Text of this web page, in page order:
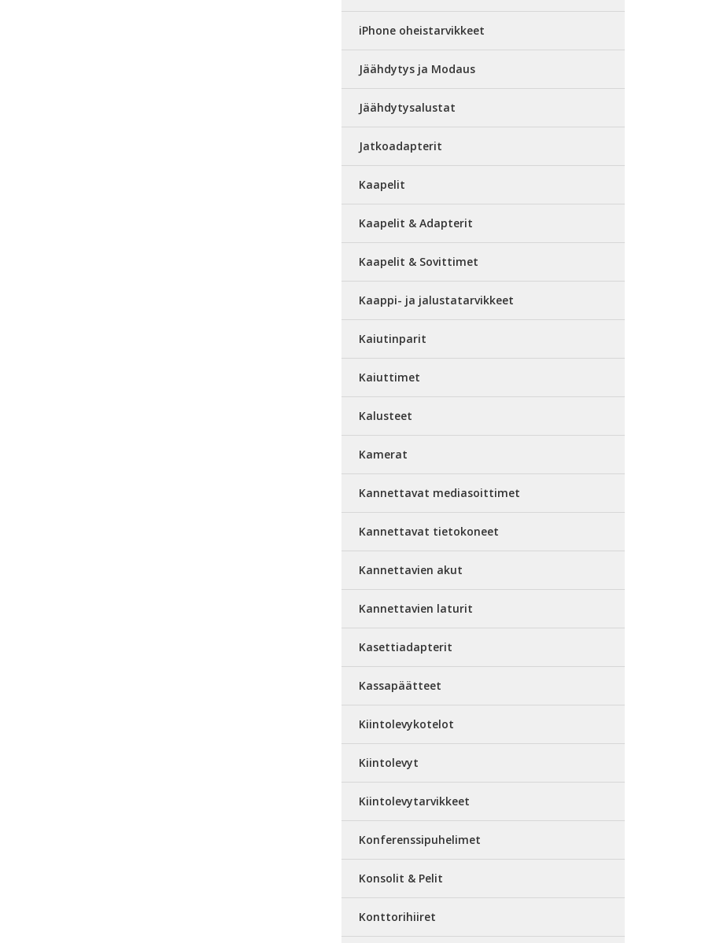
iPhone oheistarvikkeet
Jäähdytys ja Modaus
Jäähdytysalustat
Jatkoadapterit
Kaapelit
Kaapelit & Adapterit
Kaapelit & Sovittimet
Kaappi- ja jalustatarvikkeet
Kaiutinparit
Kaiuttimet
Kalusteet
Kamerat
Kannettavat mediasoittimet
Kannettavat tietokoneet
Kannettavien akut
Kannettavien laturit
Kasettiadapterit
Kassapäätteet
Kiintolevykotelot
Kiintolevyt
Kiintolevytarvikkeet
Konferenssipuhelimet
Konsolit & Pelit
Konttorihiiret